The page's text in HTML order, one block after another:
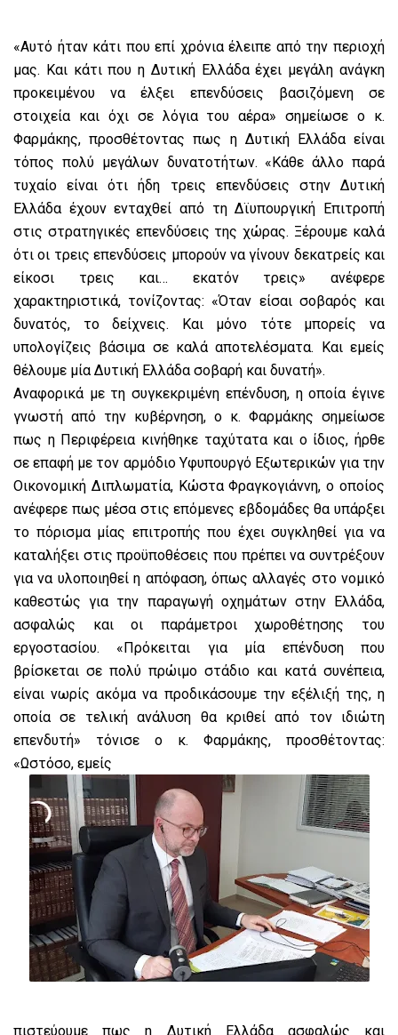
«Αυτό ήταν κάτι που επί χρόνια έλειπε από την περιοχή
μας. Και κάτι που η Δυτική Ελλάδα έχει μεγάλη ανάγκη
προκειμένου να έλξει επενδύσεις βασιζόμενη σε
στοιχεία και όχι σε λόγια του αέρα» σημείωσε ο κ.
Φαρμάκης, προσθέτοντας πως η Δυτική Ελλάδα είναι
τόπος πολύ μεγάλων δυνατοτήτων. «Κάθε άλλο παρά
τυχαίο είναι ότι ήδη τρεις επενδύσεις στην Δυτική
Ελλάδα έχουν ενταχθεί από τη Δϊυπουργική Επιτροπή
στις στρατηγικές επενδύσεις της χώρας. Ξέρουμε καλά
ότι οι τρεις επενδύσεις μπορούν να γίνουν δεκατρείς και
είκοσι τρεις και… εκατόν τρεις» ανέφερε
χαρακτηριστικά, τονίζοντας: «Όταν είσαι σοβαρός και
δυνατός, το δείχνεις. Και μόνο τότε μπορείς να
υπολογίζεις βάσιμα σε καλά αποτελέσματα. Και εμείς
θέλουμε μία Δυτική Ελλάδα σοβαρή και δυνατή».
Αναφορικά με τη συγκεκριμένη επένδυση, η οποία έγινε
γνωστή από την κυβέρνηση, ο κ. Φαρμάκης σημείωσε
πως η Περιφέρεια κινήθηκε ταχύτατα και ο ίδιος, ήρθε
σε επαφή με τον αρμόδιο Υφυπουργό Εξωτερικών για την
Οικονομική Διπλωματία, Κώστα Φραγκογιάννη, ο οποίος
ανέφερε πως μέσα στις επόμενες εβδομάδες θα υπάρξει
το πόρισμα μίας επιτροπής που έχει συγκληθεί για να
καταλήξει στις προϋποθέσεις που πρέπει να συντρέξουν
για να υλοποιηθεί η απόφαση, όπως αλλαγές στο νομικό
καθεστώς για την παραγωγή οχημάτων στην Ελλάδα,
ασφαλώς και οι παράμετροι χωροθέτησης του
εργοστασίου. «Πρόκειται για μία επένδυση που
βρίσκεται σε πολύ πρώιμο στάδιο και κατά συνέπεια,
είναι νωρίς ακόμα να προδικάσουμε την εξέλιξή της, η
οποία σε τελική ανάλυση θα κριθεί από τον ιδιώτη
επενδυτή» τόνισε ο κ. Φαρμάκης, προσθέτοντας:
«Ωστόσο, εμείς
πιστεύουμε πως η Δυτική Ελλάδα ασφαλώς και